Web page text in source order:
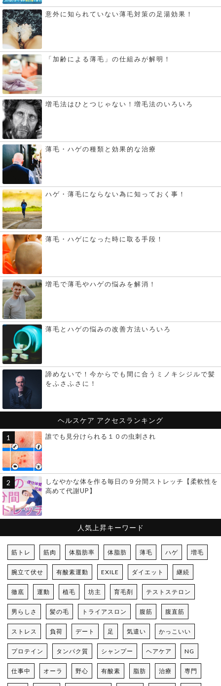
意外に知られていない薄毛対策の足湯効果！
「加齢による薄毛」の仕組みが解明！
増毛法はひとつじゃない！増毛法のいろいろ
薄毛・ハゲの種類と効果的な治療
ハゲ・薄毛にならない為に知っておく事！
薄毛・ハゲになった時に取る手段！
増毛で薄毛やハゲの悩みを解消！
薄毛とハゲの悩みの改善方法いろいろ
諦めないで！今からでも間に合うミノキシジルで髪
をふさふさに！
ヘルスケア アクセスランキング
誰でも見分けられる１０の虫刺され
しなやかな体を作る毎日の９分間ストレッチ【柔軟性を
高めて代謝UP】
人気上昇キーワード
筋トレ 筋肉 体脂肪率 体脂肪 薄毛 ハゲ 増毛
腕立て伏せ 有酸素運動 EXILE ダイエット 継続
徹底 運動 植毛 坊主 育毛剤 テストステロン
男らしさ 髪の毛 トライアスロン 腹筋 腹直筋
ストレス 負荷 デート 足 気遣い かっこいい
プロテイン タンパク質 シャンプー ヘアケア NG
仕事中 オーラ 野心 有酸素 脂肪 治療 専門